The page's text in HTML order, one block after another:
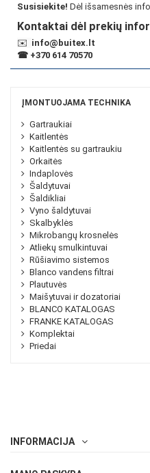
Susisiekite! Dėl išsamesnės
Kontaktai dėl prekių
✉️ info@buitex.lt
☎ +370 614 70570
ĮMONTUOJAMA TECHNIKA
Gartraukiai
Kaitlentės
Kaitlentės su gartraukiu
Orkaitės
Indaplovės
Šaldytuvai
Šaldikliai
Vyno šaldytuvai
Skalbyklės
Mikrobangų krosnelės
Atliekų smulkintuvai
Rūšiavimo sistemos
Blanco vandens filtrai
Plautuvės
Maišytuvai ir dozatoriai
BLANCO KATALOGAS
FRANKE KATALOGAS
Komplektai
Priedai
INFORMACIJA